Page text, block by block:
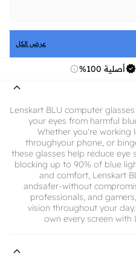
عرض الكل
أصلية 100%
Lenskart BLU computer
your eyes from harmful
Whether you're working
throughyour phone, or
these glasses help reduce eye
blocking up to 90% of blue
and comfort, Lenskart
andsafer-without
professionals, and
vision throughout your
own every screen with